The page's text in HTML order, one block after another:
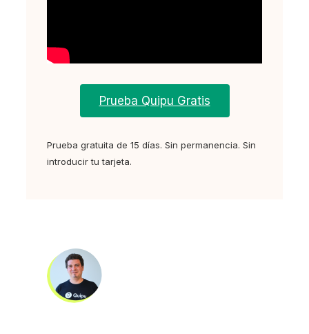
Prueba Quipu Gratis
Prueba gratuita de 15 días. Sin permanencia. Sin
introducir tu tarjeta.